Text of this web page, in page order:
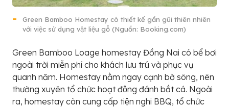
Green Bamboo Homestay có thiết kế gần gũi thiên nhiên
với việc sử dụng vật liệu gỗ (Nguồn: Booking.com)
Green Bamboo Loage homestay Đồng Nai có bể bơi
ngoài trời miễn phí cho khách lưu trú và phục vụ
quanh năm. Homestay nằm ngay cạnh bờ sông, nên
thường xuyên tổ chức hoạt động đánh bắt cá. Ngoài
ra, homestay còn cung cấp tiện nghi BBQ, tổ chức